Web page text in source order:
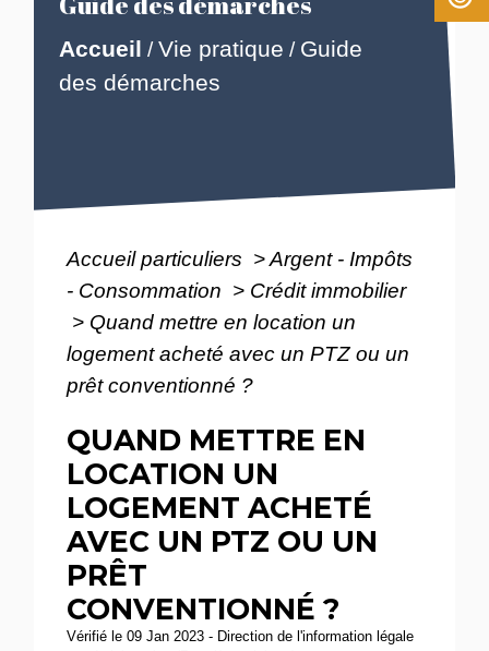
Accueil /Vie pratique / Guide
des démarches
Accueil particuliers >Argent - Impôts
- Consommation > Crédit immobilier
> Quand mettre en location un
logement acheté avec un PTZ ou un
prêt conventionné ?
QUAND METTRE EN
LOCATION UN
LOGEMENT ACHETÉ
AVEC UN PTZ OU UN
PRÊT
CONVENTIONNÉ ?
Vérifié le 09 Jan 2023 - Direction de l'information légale